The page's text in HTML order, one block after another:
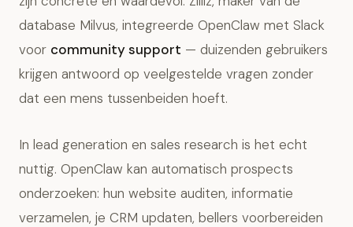
database Milvus, integreerde OpenClaw met Slack
voor community support — duizenden gebruikers
krijgen antwoord op veelgestelde vragen zonder
dat een mens tussenbeiden hoeft.
In lead generation en sales research is het echt
nuttig. OpenClaw kan automatisch prospects
onderzoeken: hun website auditen, informatie
verzamelen, je CRM updaten, bellers voorbereiden